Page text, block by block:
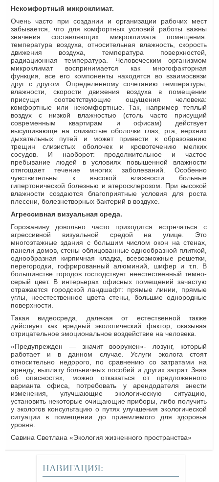
Некомфортный микроклимат.
Очень часто при создании и организации рабочих мест
забывается, что для комфортных условий работы важны
значения составляющих микроклимата помещения:
температура воздуха, относительная влажность, скорость
движения воздуха, температура поверхностей,
радиационная температура. Человеческим организмом
микроклимат воспринимается как многофакторная
функция, все его компоненты находятся во взаимосвязи
друг с другом. Определенному сочетанию температуры,
влажности, скорости движения воздуха в помещении
присущи соответствующие ощущения человека:
комфортные или некомфортные. Так, например теплый
воздух с низкой влажностью (столь часто присущий
современным квартирам и офисам) действует
высушивающе на слизистые оболочки глаз, рта, верхних
дыхательных путей и может привести к образованию
трещин слизистых оболочек и кровотечению мелких
сосудов. И наоборот: продолжительное и частое
пребывание людей в условиях повышенной влажности
отягощает течение многих заболеваний. Особенно
чувствительны к высокой влажности больные
гипертонической болезнью и атеросклерозом. При высокой
влажности создаются благоприятные условия для роста
плесени, болезнетворных бактерий в воздухе.
Агрессивная визуальная среда.
Горожанину довольно часто приходится встречаться с
агрессивной визуальной средой на улице. Это
многоэтажные здания с большим числом окон на стенах,
панели домов, стены облицованные однообразной плиткой,
однообразная кирпичная кладка, всевозможные решетки,
перегородки, гофрированный алюминий, шифер и т.п. В
большинстве городов господствует неестественный темно-
серый цвет. В интерьерах офисных помещений зачастую
отражается городской ландшафт: прямые линии, прямые
углы, неестественное цвета стены, большие однородные
поверхности.
Такая видеосреда, далекая от естественной также
действует как вредный экологический фактор, оказывая
отрицательное эмоциональное воздействие на человека.
«Предупрежден — значит вооружен»- лозунг, который
работает и в данном случае. Услуги эколога стоят
относительно недорого, по сравнению со затратами на
аренду, выплату больничных пособий и других затрат. Зная
об опасностях, можно отказаться от предложенного
варианта офиса, потребовать у арендодателя внести
изменения, улучшающие экологическую ситуацию,
установить некоторые очищающие приборы, либо получить
у экологов консультацию о путях улучшения экологической
ситуации в помещении до приемлемого для здоровья
уровня.
Савина Светлана «Экология жизненного пространства»
НАВИГАЦИЯ: